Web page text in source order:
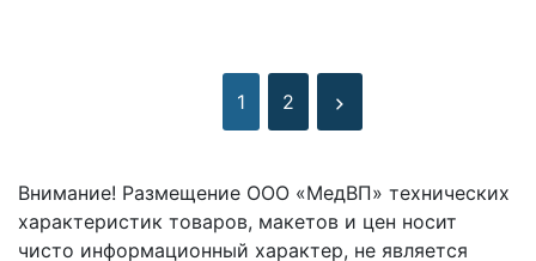
1 2
Внимание! Размещение ООО «МедВП» технических
характеристик товаров, макетов и цен носит
чисто информационный характер, не является